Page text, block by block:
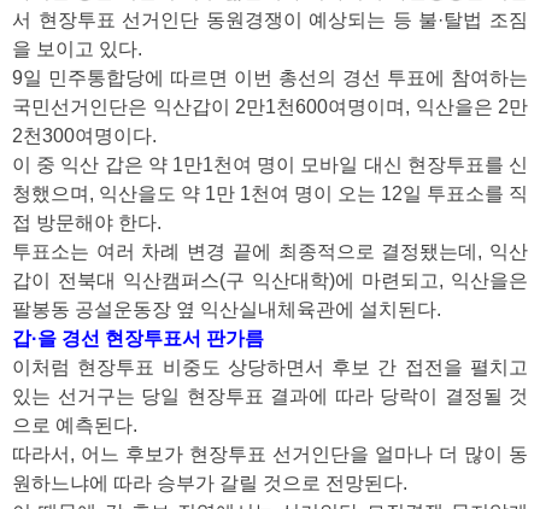
서 현장투표 선거인단 동원경쟁이 예상되는 등 불·탈법 조짐
을 보이고 있다.
9일 민주통합당에 따르면 이번 총선의 경선 투표에 참여하는
국민선거인단은 익산갑이 2만1천600여명이며, 익산을은 2만
2천300여명이다.
이 중 익산 갑은 약 1만1천여 명이 모바일 대신 현장투표를 신
청했으며, 익산을도 약 1만 1천여 명이 오는 12일 투표소를 직
접 방문해야 한다.
투표소는 여러 차례 변경 끝에 최종적으로 결정됐는데, 익산
갑이 전북대 익산캠퍼스(구 익산대학)에 마련되고, 익산을은
팔봉동 공설운동장 옆 익산실내체육관에 설치된다.
갑·을 경선 현장투표서 판가름
이처럼 현장투표 비중도 상당하면서 후보 간 접전을 펼치고
있는 선거구는 당일 현장투표 결과에 따라 당락이 결정될 것
으로 예측된다.
따라서, 어느 후보가 현장투표 선거인단을 얼마나 더 많이 동
원하느냐에 따라 승부가 갈릴 것으로 전망된다.